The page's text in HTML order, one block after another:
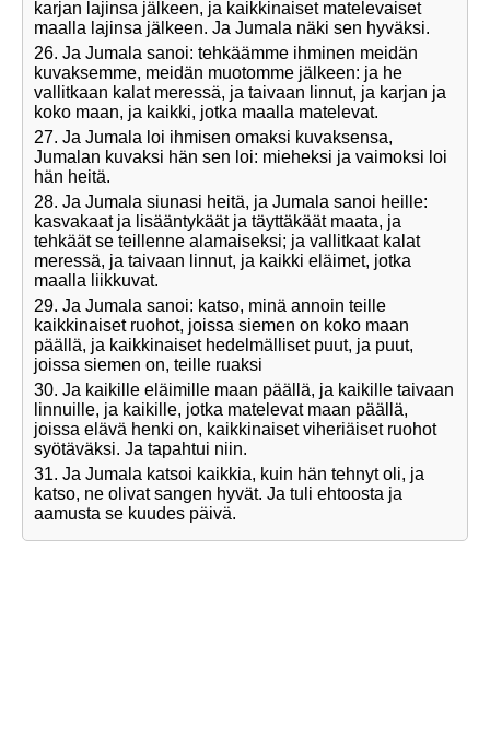
karjan lajinsa jälkeen, ja kaikkinaiset matelevaiset
maalla lajinsa jälkeen. Ja Jumala näki sen hyväksi.
26. Ja Jumala sanoi: tehkäämme ihminen meidän
kuvaksemme, meidän muotomme jälkeen: ja he
vallitkaan kalat meressä, ja taivaan linnut, ja karjan ja
koko maan, ja kaikki, jotka maalla matelevat.
27. Ja Jumala loi ihmisen omaksi kuvaksensa,
Jumalan kuvaksi hän sen loi: mieheksi ja vaimoksi loi
hän heitä.
28. Ja Jumala siunasi heitä, ja Jumala sanoi heille:
kasvakaat ja lisääntykäät ja täyttäkäät maata, ja
tehkäät se teillenne alamaiseksi; ja vallitkaat kalat
meressä, ja taivaan linnut, ja kaikki eläimet, jotka
maalla liikkuvat.
29. Ja Jumala sanoi: katso, minä annoin teille
kaikkinaiset ruohot, joissa siemen on koko maan
päällä, ja kaikkinaiset hedelmälliset puut, ja puut,
joissa siemen on, teille ruaksi
30. Ja kaikille eläimille maan päällä, ja kaikille taivaan
linnuille, ja kaikille, jotka matelevat maan päällä,
joissa elävä henki on, kaikkinaiset viheriäiset ruohot
syötäväksi. Ja tapahtui niin.
31. Ja Jumala katsoi kaikkia, kuin hän tehnyt oli, ja
katso, ne olivat sangen hyvät. Ja tuli ehtoosta ja
aamusta se kuudes päivä.